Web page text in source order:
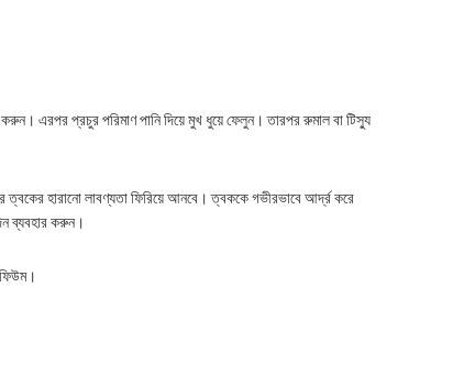
করুন। এরপর প্রচুর পরিমাণ পানি দিয়ে মুখ ধুয়ে ফেলুন। তারপর রুমাল বা টিস্যু
হারানো লাবণ্যতা ফিরিয়ে আনবে। ত্বককে গভীরভাবে আর্দ্র করে
ব্যবহার করুন।